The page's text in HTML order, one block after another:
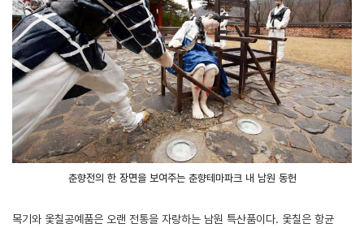
춘향전의 한 장면을 보여주는 춘향테마파크 내 남원 동헌
목기와 옻칠공예품은 오랜 전통을 자랑하는 남원 특산품이다. 옻칠은 항균